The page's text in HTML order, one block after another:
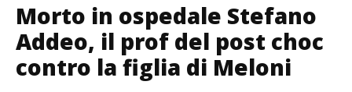
Morto in ospedale Stefano
Addeo, il prof del post choc
contro la figlia di Meloni